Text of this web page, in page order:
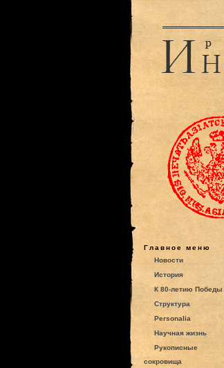
Главное меню
Новости
История
К 80-летию Победы
Структура
Personalia
Научная жизнь
Рукописные
сокровища